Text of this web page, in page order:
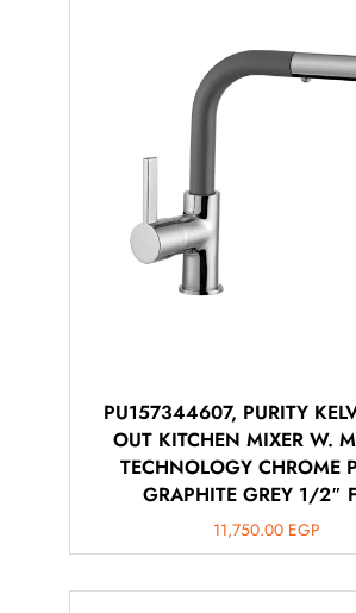
PU157344607, PURITY
OUT KITCHEN MIXER W.
TECHNOLOGY CHROME
GRAPHITE GREY 1/2″
11,750.00 EGP